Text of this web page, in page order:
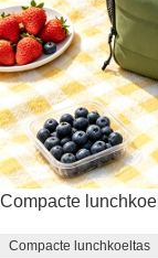
Compacte
Compacte lunchkoeltas